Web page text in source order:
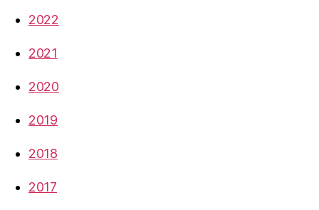
2022
2021
2020
2019
2018
2017